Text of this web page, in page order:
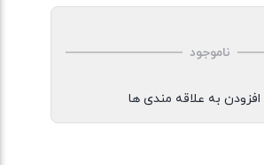
ناموجود
افزودن به علاقه مندی ها